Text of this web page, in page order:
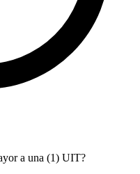
a una (1) UIT?